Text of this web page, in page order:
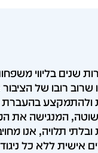
שנים בליווי
רובו של הציבור
ולהתמקצע
המנגישה את
תלויה, אנו
אישית ללא כל ניגוד